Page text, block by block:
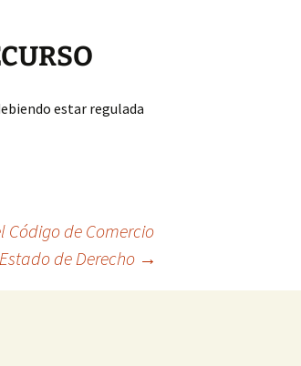
estar regulada
Código de Comercio
de Derecho →